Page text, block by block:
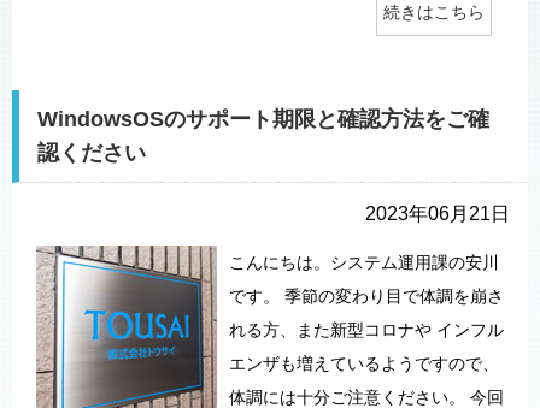
続きはこちら
WindowsOSのサポート期限と確認方法をご確
認ください
2023年06月21日
こんにちは。システム運用課の安川
です。 季節の変わり目で体調を崩さ
れる方、また新型コロナや インフル
エンザも増えているようですので、
体調には十分ご注意ください。 今回